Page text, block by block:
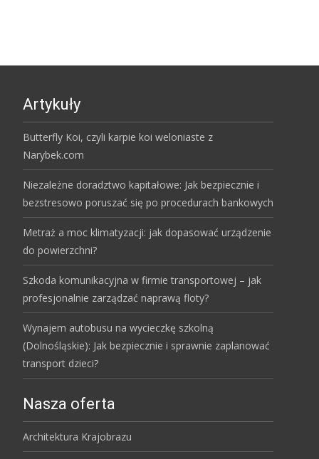
Artykuły
Butterfly Koi, czyli karpie koi weloniaste z
Narybek.com
Niezależne doradztwo kapitałowe: Jak bezpiecznie i
bezstresowo poruszać się po procedurach bankowych
Metraż a moc klimatyzacji: jak dopasować urządzenie
do powierzchni?
Szkoda komunikacyjna w firmie transportowej – jak
profesjonalnie zarządzać naprawą floty?
Wynajem autobusu na wycieczkę szkolną
(Dolnośląskie): Jak bezpiecznie i sprawnie zaplanować
transport dzieci?
Nasza oferta
Architektura Krajobrazu